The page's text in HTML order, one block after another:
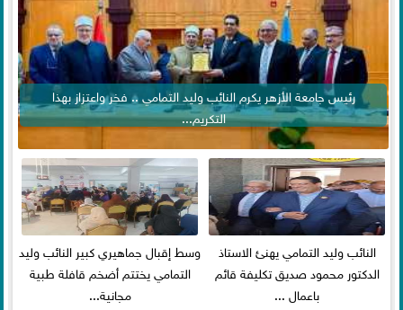
رئيس جامعة الأزهر يكرم النائب وليد التمامي .. فخر واعتزاز بهذا
التكريم...
النائب وليد التمامي يهنئ الاستاذ
الدكتور محمود صديق تكليفة قائم
باعمال ...
وسط إقبال جماهيري كبير النائب وليد
التمامي يختتم أضخم قافلة طبية
مجانية...